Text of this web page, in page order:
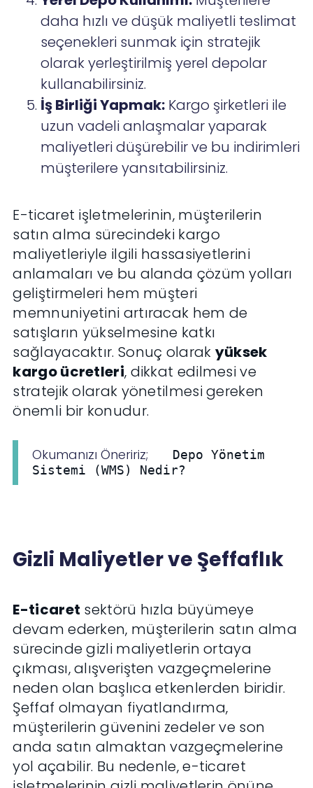
daha hızlı ve düşük maliyetli teslimat
seçenekleri sunmak için stratejik
olarak yerleştirilmiş yerel depolar
kullanabilirsiniz.
İş Birliği Yapmak: Kargo şirketleri ile
uzun vadeli anlaşmalar yaparak
maliyetleri düşürebilir ve bu indirimleri
müşterilere yansıtabilirsiniz.
E-ticaret işletmelerinin, müşterilerin
satın alma sürecindeki kargo
maliyetleriyle ilgili hassasiyetlerini
anlamaları ve bu alanda çözüm yolları
geliştirmeleri hem müşteri
memnuniyetini artıracak hem de
satışların yükselmesine katkı
sağlayacaktır. Sonuç olarak yüksek
kargo ücretleri, dikkat edilmesi ve
stratejik olarak yönetilmesi gereken
önemli bir konudur.
Okumanızı Öneririz;
Depo Yönetim
Sistemi (WMS) Nedir?
Gizli Maliyetler ve Şeffaflık
E-ticaret sektörü hızla büyümeye
devam ederken, müşterilerin satın alma
sürecinde gizli maliyetlerin ortaya
çıkması, alışverişten vazgeçmelerine
neden olan başlıca etkenlerden biridir.
Şeffaf olmayan fiyatlandırma,
müşterilerin güvenini zedeler ve son
anda satın almaktan vazgeçmelerine
yol açabilir. Bu nedenle, e-ticaret